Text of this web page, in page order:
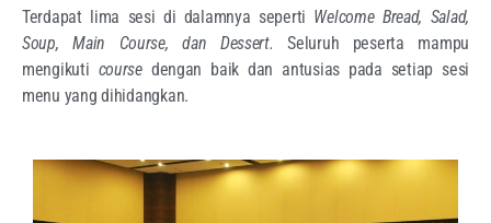
Terdapat lima sesi di dalamnya seperti Welcome Bread, Salad,
Soup, Main Course, dan Dessert. Seluruh peserta mampu
mengikuti coursedengan baik dan antusias pada setiap sesi
menu yang dihidangkan.